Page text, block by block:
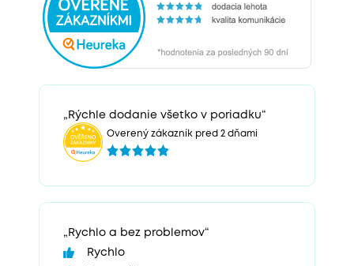
„Rýchle dodanie všetko v poriadku“
Overený zákazník pred 2 dňami
„Rychlo a bez problemov“
Rychlo